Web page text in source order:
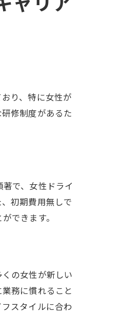
り、特に女性が
修制度があるた
で、女性ドライ
初期費用無しで
できます。
の女性が新しい
務に慣れること
スタイルに合わ